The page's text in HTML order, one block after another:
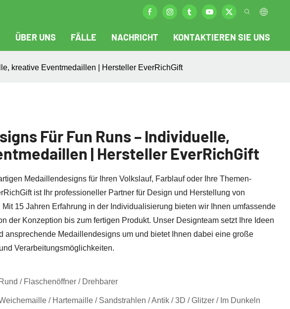
ÜBER UNS FÄLLE NACHRICHT KONTAKTIEREN SIE UNS
kreative Eventmedaillen | Hersteller EverRichGift
Für Fun Runs – Individuelle,
| Hersteller EverRichGift
Medaillendesigns für Ihren Volkslauf, Farblauf oder Ihre Themen-
ist Ihr professioneller Partner für Design und Herstellung von
15 Jahren Erfahrung in der Individualisierung bieten wir Ihnen umfassende
der Konzeption bis zum fertigen Produkt. Unser Designteam setzt Ihre Ideen
ansprechende Medaillendesigns um und bietet Ihnen dabei eine große
Verarbeitungsmöglichkeiten.
Rund / Flaschenöffner / Drehbarer
/ Hartemaille / Sandstrahlen / Antik / 3D / Glitzer / Im Dunkeln